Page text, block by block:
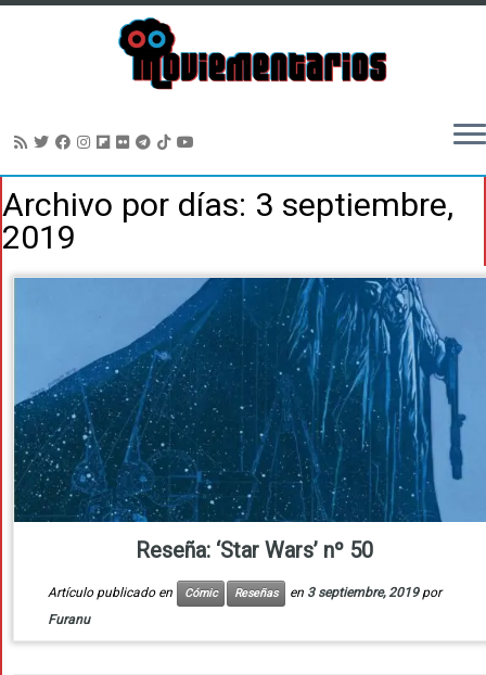
al
contenido
Archivo por días: 3 septiembre,
2019
Reseña: ‘Star Wars’ nº 50
Artículo publicado en Cómic Reseñas en 3 septiembre, 2019 por
Furanu